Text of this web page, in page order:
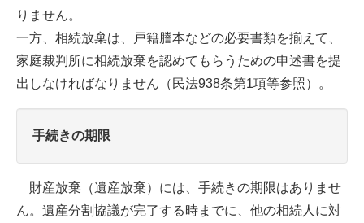
りません。
一方、相続放棄は、戸籍謄本などの必要書類を揃えて、
家庭裁判所に相続放棄を認めてもらうための申述書を提
出しなければなりません（民法938条第1項等参照）。
手続きの期限
財産放棄（遺産放棄）には、手続きの期限はありませ
ん。遺産分割協議が完了する時までに、他の相続人に対